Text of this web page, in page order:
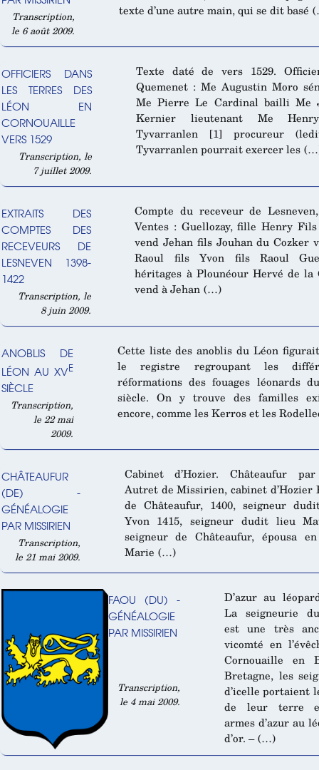
Transcription,
le 6 août 2009.
texte d’une autre main, qui se dit basé
OFFICIERS DANS
LES TERRES DES
LÉON EN
CORNOUAILLE
VERS 1529
Transcription, le
7 juillet 2009.
Texte daté de vers 1529.
Quemenet : Me Augustin Moro
Me Pierre Le Cardinal bailli Me
Kernier lieutenant Me
Tyvarranlen [1] procureur
Tyvarranlen pourrait exercer les
EXTRAITS DES
COMPTES DES
RECEVEURS DE
LESNEVEN 1398-
1422
Transcription, le
8 juin 2009.
Compte du receveur de
Ventes : Guellozay, fille Henry
vend Jehan fils Jouhan du Cozker
Raoul fils Yvon fils Raoul
héritages à Plounéour Hervé de la
vend à Jehan (…)
ANOBLIS DE
LÉON AU XVE
SIÈCLE
Transcription,
le 22 mai
2009.
Cette liste des anoblis du Léon
le registre regroupant les
réformations des fouages léonards
siècle. On y trouve des familles
encore, comme les Kerros et les
CHÂTEAUFUR
(DE) -
GÉNÉALOGIE
PAR MISSIRIEN
Transcription,
le 21 mai 2009.
Cabinet d’Hozier. Châteaufur
Autret de Missirien, cabinet d’Hozier
de Châteaufur, 1400, seigneur
Yvon 1415, seigneur dudit lieu
seigneur de Châteaufur, épousa
Marie (…)
FAOU (DU) -
GÉNÉALOGIE
PAR MISSIRIEN
Transcription,
le 4 mai 2009.
D’azur au
La seigneurie
est une très
vicomté en
Cornouaille en
Bretagne, les
d’icelle portaient
de leur terre
armes d’azur au
d’or. – (…)